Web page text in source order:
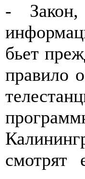
- Закон,
бьет
правило
смотрят